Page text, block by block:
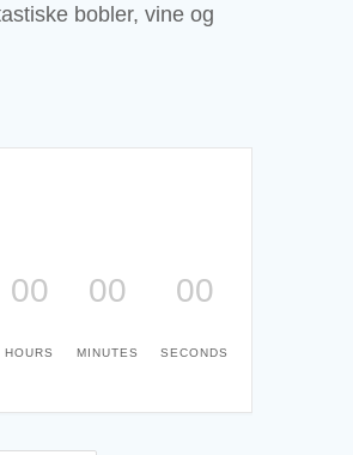
bobler, vine og
00
HOURS
00
MINUTES
00
SECONDS